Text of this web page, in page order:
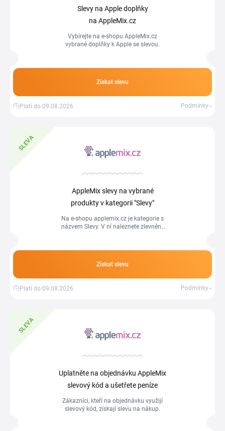
Slevy na Apple doplňky
na AppleMix.cz
Vybírejte na e-shopu AppleMix.cz
vybrané doplňky k Apple se slevou.
Získat slevu
Platí do 09.08.2026 Podmínky
SLEVA
AppleMix slevy na vybrané
produkty v kategorii "Slevy"
Na e-shopu applemix.cz je kategorie s
názvem Slevy. V ní naleznete zlevněné
Získat slevu
Platí do 09.08.2026 Podmínky
SLEVA
Uplatněte na objednávku AppleMix
slevový kód a ušetřete peníze
Zákazníci, kteří na objednávku využijí
slevový kód, získají slevu na nákup.